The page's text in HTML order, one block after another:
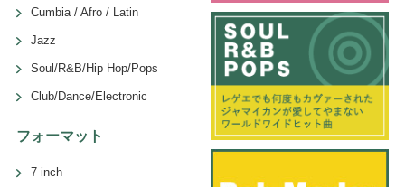
Cumbia / Afro / Latin
Jazz
Soul/R&B/Hip Hop/Pops
Club/Dance/Electronic
フォーマット
7 inch